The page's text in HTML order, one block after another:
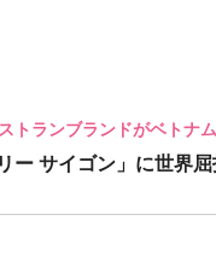
トランブランドがベトナ
ー サイゴン」に世界